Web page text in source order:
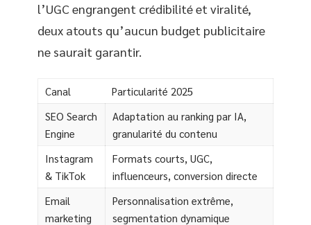
l’UGC engrangent crédibilité et viralité,
deux atouts qu’aucun budget publicitaire
ne saurait garantir.
Canal
Particularité 2025
SEO Search
Engine
Adaptation au ranking par IA,
granularité du contenu
Instagram
& TikTok
Formats courts, UGC,
influenceurs, conversion directe
Email
marketing
Personnalisation extrême,
segmentation dynamique